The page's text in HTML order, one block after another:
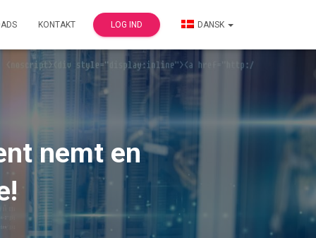
KONTAKT LOG IND DANSK
nemt en